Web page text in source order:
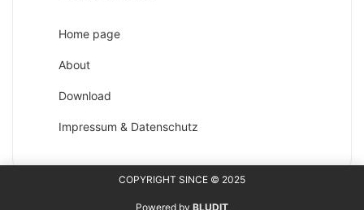
Home page
About
Download
Impressum & Datenschutz
COPYRIGHT SINCE © 2025
Powered by BLUDIT